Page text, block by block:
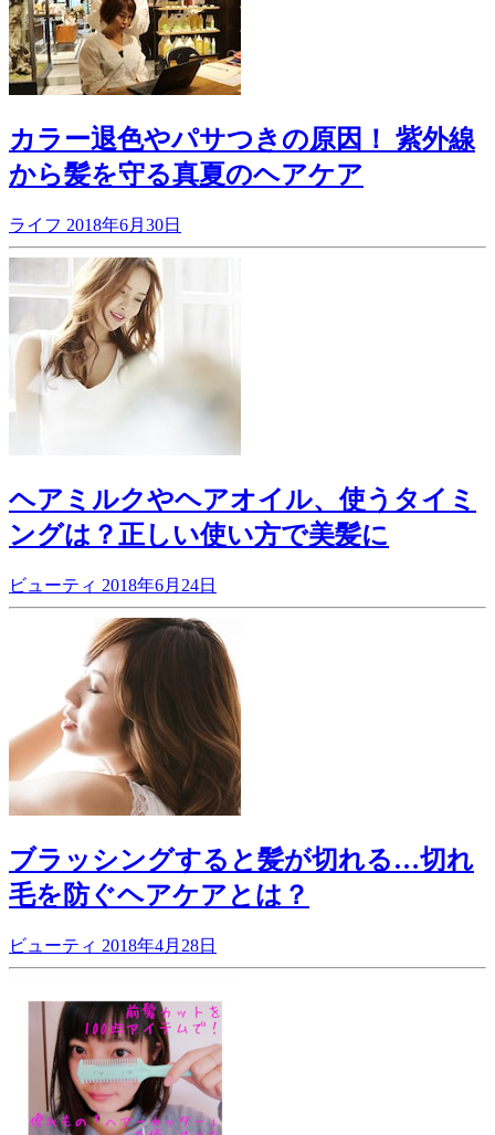
カラー退色やパサつきの原因！ 紫外線
から髪を守る真夏のヘアケア
ライフ 2018年6月30日
ヘアミルクやヘアオイル、使うタイミ
ングは？正しい使い方で美髪に
ビューティ 2018年6月24日
ブラッシングすると髪が切れる…切れ
毛を防ぐヘアケアとは？
ビューティ 2018年4月28日